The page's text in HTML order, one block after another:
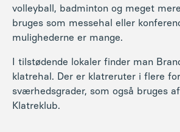
volleyball, badminton og meget
bruges som messehal eller
mulighederne er mange.
I tilstødende lokaler finder man
klatrehal. Der er klatreruter i flere
sværhedsgrader, som også bruges
Klatreklub.